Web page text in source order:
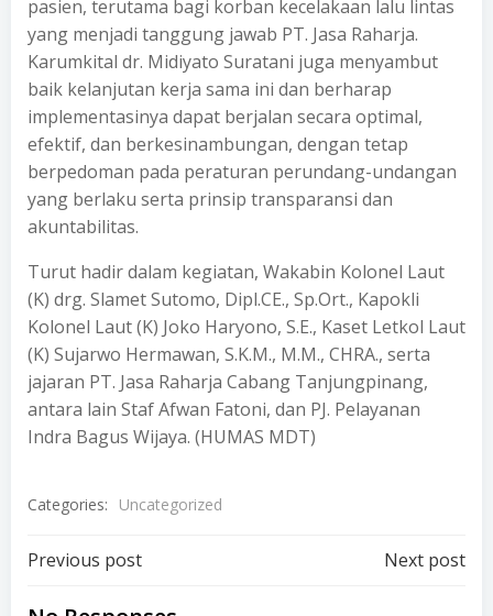
pasien, terutama bagi korban kecelakaan lalu lintas
yang menjadi tanggung jawab PT. Jasa Raharja.
Karumkital dr. Midiyato Suratani juga menyambut
baik kelanjutan kerja sama ini dan berharap
implementasinya dapat berjalan secara optimal,
efektif, dan berkesinambungan, dengan tetap
berpedoman pada peraturan perundang-undangan
yang berlaku serta prinsip transparansi dan
akuntabilitas.
Turut hadir dalam kegiatan, Wakabin Kolonel Laut
(K) drg. Slamet Sutomo, Dipl.CE., Sp.Ort., Kapokli
Kolonel Laut (K) Joko Haryono, S.E., Kaset Letkol Laut
(K) Sujarwo Hermawan, S.K.M., M.M., CHRA., serta
jajaran PT. Jasa Raharja Cabang Tanjungpinang,
antara lain Staf Afwan Fatoni, dan PJ. Pelayanan
Indra Bagus Wijaya. (HUMAS MDT)
Categories: Uncategorized
Post
Previous post Next post